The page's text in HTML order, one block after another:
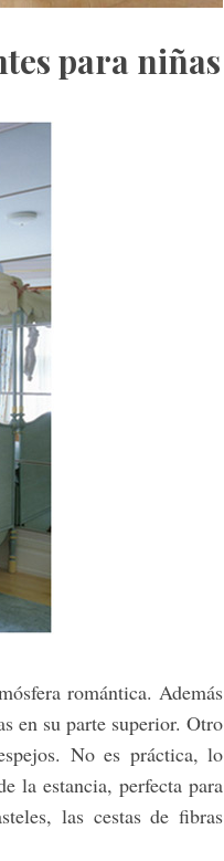
para niñas
romántica. Además
en su parte superior. Otro
No es práctica, lo
la estancia, perfecta para
las cestas de fibras